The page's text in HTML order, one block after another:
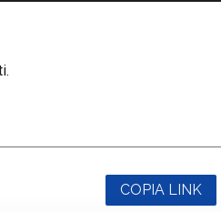
COPIA LINK